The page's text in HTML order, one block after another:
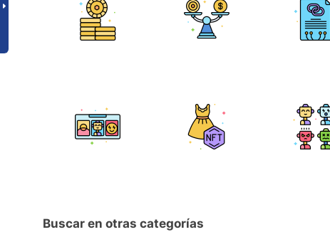
Buscar en otras categorías